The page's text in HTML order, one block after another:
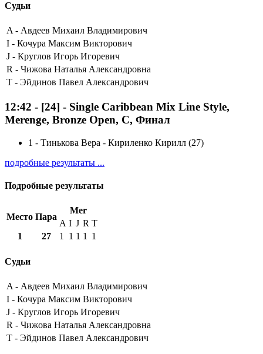
Судьи
A - Авдеев Михаил Владимирович
I - Кочура Максим Викторович
J - Круглов Игорь Игоревич
R - Чижова Наталья Александровна
T - Эйдинов Павел Александрович
12:42 - [24] - Single Caribbean Mix Line Style,
Merenge, Bronze Open, C, Финал
1 - Тинькова Вера - Кириленко Кирилл (27)
подробные результаты ...
Подробные результаты
Место Пара
Mer
A I J R T
1
27 1 1 1 1 1
Судьи
A - Авдеев Михаил Владимирович
I - Кочура Максим Викторович
J - Круглов Игорь Игоревич
R - Чижова Наталья Александровна
T - Эйдинов Павел Александрович